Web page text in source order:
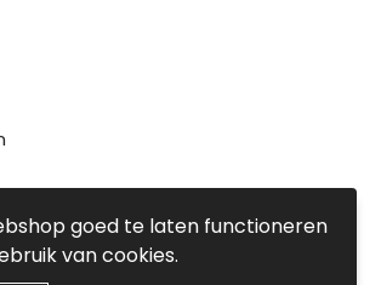
goed te laten functioneren
van cookies.